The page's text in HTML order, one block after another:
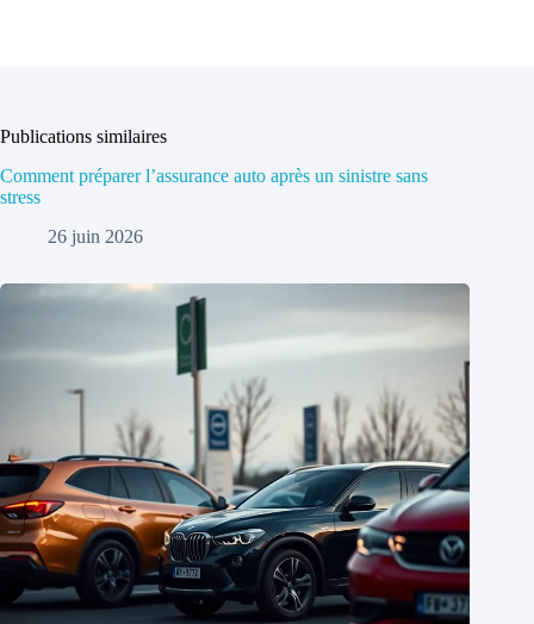
Publications similaires
Comment préparer l’assurance auto après un sinistre sans
stress
26 juin 2026